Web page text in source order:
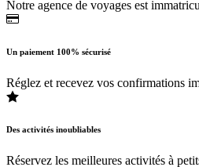
Notre agence de voyages est
Un paiement 100% sécurisé
Réglez et recevez vos confirmations
Des activités inoubliables
Réservez les meilleures activités à